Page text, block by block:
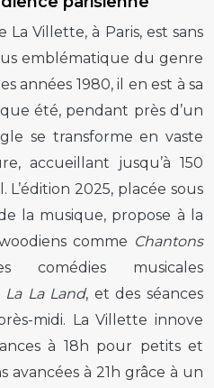
La Villette, à Paris, est sans
emblématique du genre
années 1980, il en est à sa
été, pendant près d’un
se transforme en vaste
accueillant jusqu’à 150
2025, placée sous
la musique, propose à la
comme Chantons
comédies musicales
La La Land, et des séances
midi. La Villette innove
à 18h pour petits et
avancées à 21h grâce à un